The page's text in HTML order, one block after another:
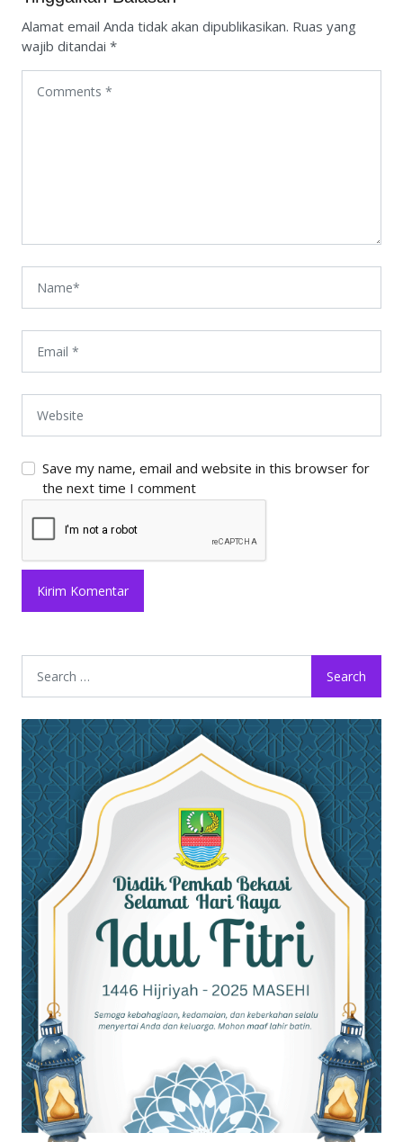
Alamat email Anda tidak akan dipublikasikan. Ruas yang
wajib ditandai *
Save my name, email and website in this browser for
the next time I comment